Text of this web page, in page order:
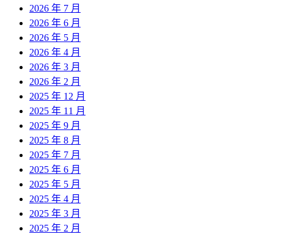
2026 年 7 月
2026 年 6 月
2026 年 5 月
2026 年 4 月
2026 年 3 月
2026 年 2 月
2025 年 12 月
2025 年 11 月
2025 年 9 月
2025 年 8 月
2025 年 7 月
2025 年 6 月
2025 年 5 月
2025 年 4 月
2025 年 3 月
2025 年 2 月